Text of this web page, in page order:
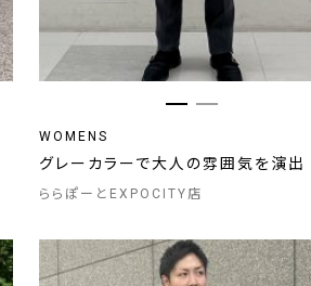
WOMENS
グレーカラーで大人の雰囲気を演出
ららぽーとEXPOCITY店